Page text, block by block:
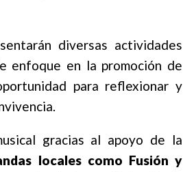
diversas actividades
enfoque en la promoción de
para reflexionar y
gracias al apoyo de la
locales como Fusión y